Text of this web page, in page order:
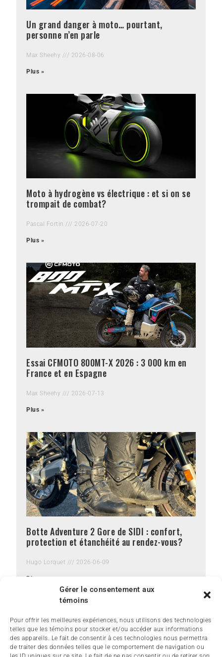
Gérer le consentement aux
témoins
Pour offrir les meilleures expériences, nous utilisons des technologies
telles que les témoins pour stocker et/ou accéder aux informations
des appareils. Le fait de consentir à ces technologies nous permettra
de traiter des données telles que le comportement de navigation ou
Un grand danger à moto… pourtant,
personne n’en parle
Max Sheehy 2026-08-06
Plus »
Moto à hydrogène vs électrique : et si on se
trompait de combat?
Pascal Fortin 2026-07-20
Plus »
Essai CFMOTO 800MT-X 2026 : 3 000 km en
France et en Espagne
Max Sheehy 2026-07-13
Plus »
Botte Adventure 2 Gore de SIDI : confort,
protection et étanchéité au rendez-vous?
Hugo Lorquet 2026-06-09
Plus »